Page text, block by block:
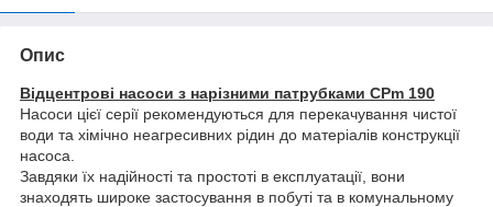
Опис
Відцентрові насоси з нарізними патрубками CPm 190
Насоси цієї серії рекомендуються для перекачування чистої
води та хімічно неагресивних рідин до матеріалів конструкції
насоса.
Завдяки їх надійності та простоті в експлуатації, вони
знаходять широке застосування в побуті та в комунальному